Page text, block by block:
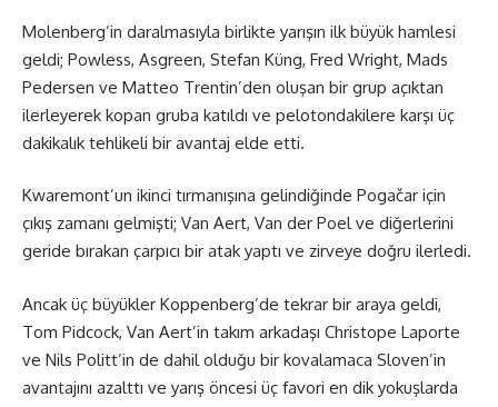
Molenberg’in daralmasıyla birlikte yarışın ilk büyük hamlesi
geldi; Powless, Asgreen, Stefan Küng, Fred Wright, Mads
Pedersen ve Matteo Trentin’den oluşan bir grup açıktan
ilerleyerek kopan gruba katıldı ve pelotondakilere karşı üç
dakikalık tehlikeli bir avantaj elde etti.
Kwaremont’un ikinci tırmanışına gelindiğinde Pogačar için
çıkış zamanı gelmişti; Van Aert, Van der Poel ve diğerlerini
geride bırakan çarpıcı bir atak yaptı ve zirveye doğru ilerledi.
Ancak üç büyükler Koppenberg’de tekrar bir araya geldi,
Tom Pidcock, Van Aert’in takım arkadaşı Christope Laporte
ve Nils Politt’in de dahil olduğu bir kovalamaca Sloven’in
avantajını azalttı ve yarış öncesi üç favori en dik yokuşlarda